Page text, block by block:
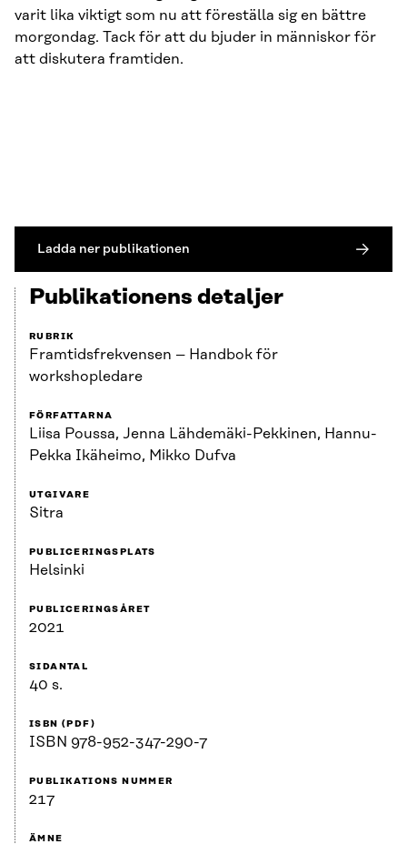
varit lika viktigt som nu att föreställa sig en bättre
morgondag. Tack för att du bjuder in människor för
att diskutera framtiden.
Ladda ner publikationen
Publikationens detaljer
RUBRIK
Framtidsfrekvensen – Handbok för
workshopledare
FÖRFATTARNA
Liisa Poussa, Jenna Lähdemäki-Pekkinen, Hannu-
Pekka Ikäheimo, Mikko Dufva
UTGIVARE
Sitra
PUBLICERINGSPLATS
Helsinki
PUBLICERINGSÅRET
2021
SIDANTAL
40 s.
ISBN (PDF)
ISBN 978-952-347-290-7
PUBLIKATIONS NUMMER
217
ÄMNE